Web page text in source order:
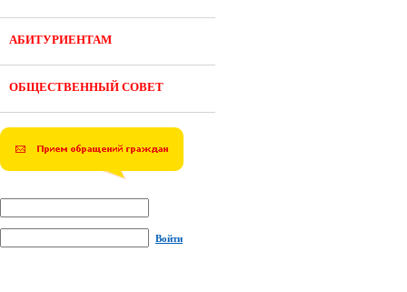
АБИТУРИЕНТАМ
ОБЩЕСТВЕННЫЙ СОВЕТ
Войти